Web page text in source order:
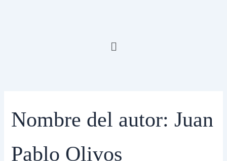
Menú
Nombre del autor: Juan
Pablo Olivos